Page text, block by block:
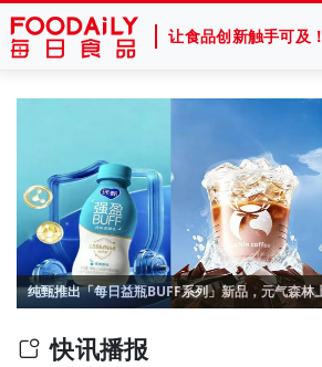
让食品创新触手可及！
快讯播报